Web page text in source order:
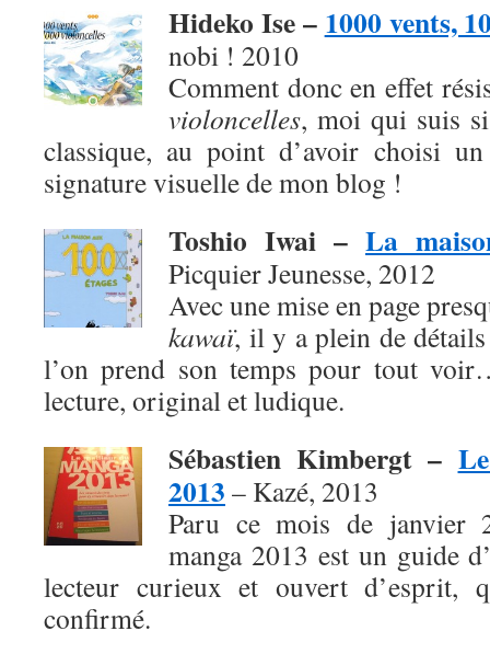
Hideko Ise – 1000 vents,
nobi ! 2010
Comment donc en effet
violoncelles, moi qui suis
classique, au point d’avoir choisi
signature visuelle de mon blog !
Toshio Iwai – La
Picquier Jeunesse, 2012
Avec une mise en page
kawaï, il y a plein de
l’on prend son temps pour tout
lecture, original et ludique.
Sébastien Kimbergt –
2013 – Kazé, 2013
Paru ce mois de janvier
manga 2013 est un guide
lecteur curieux et ouvert d’esprit,
confirmé.